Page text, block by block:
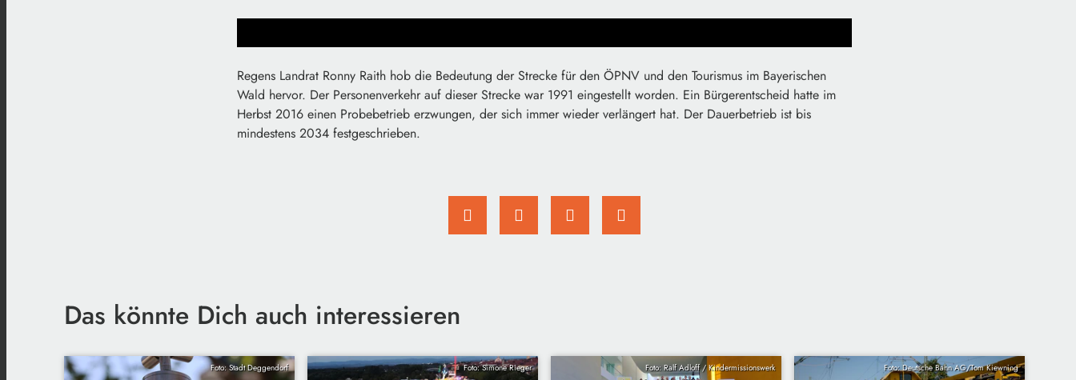
Regens Landrat Ronny Raith hob die Bedeutung der Strecke für den ÖPNV und den Tourismus im Bayerischen
Wald hervor. Der Personenverkehr auf dieser Strecke war 1991 eingestellt worden. Ein Bürgerentscheid hatte im
Herbst 2016 einen Probebetrieb erzwungen, der sich immer wieder verlängert hat. Der Dauerbetrieb ist bis
mindestens 2034 festgeschrieben.
Das könnte Dich auch interessieren
Foto: Stadt Deggendorf Foto: Simone Rieger Foto: Ralf Adloff / Kindermissionswerk Foto: Deutsche Bahn AG/Tom Kiewning